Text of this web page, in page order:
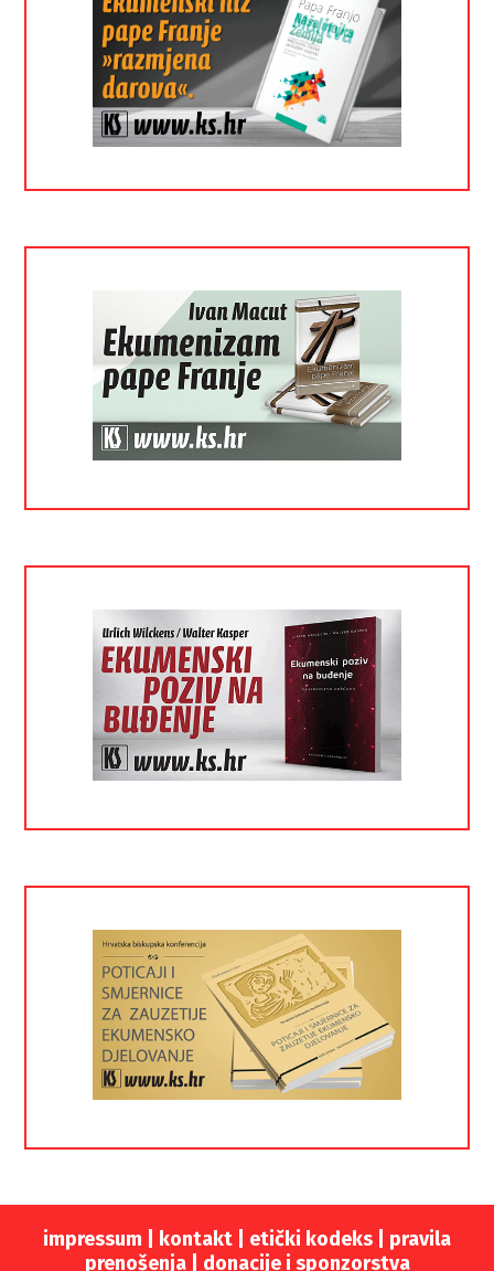
impressum kontakt etički kodeks | pravila
prenošenja | donacije i sponzorstva